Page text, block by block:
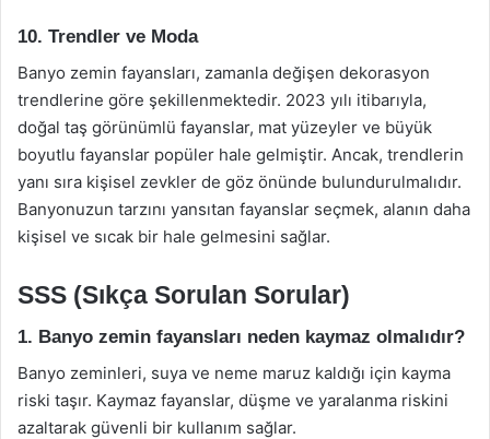
10. Trendler ve Moda
Banyo zemin fayansları, zamanla değişen dekorasyon
trendlerine göre şekillenmektedir. 2023 yılı itibarıyla,
doğal taş görünümlü fayanslar, mat yüzeyler ve büyük
boyutlu fayanslar popüler hale gelmiştir. Ancak, trendlerin
yanı sıra kişisel zevkler de göz önünde bulundurulmalıdır.
Banyonuzun tarzını yansıtan fayanslar seçmek, alanın daha
kişisel ve sıcak bir hale gelmesini sağlar.
SSS (Sıkça Sorulan Sorular)
1. Banyo zemin fayansları neden kaymaz olmalıdır?
Banyo zeminleri, suya ve neme maruz kaldığı için kayma
riski taşır. Kaymaz fayanslar, düşme ve yaralanma riskini
azaltarak güvenli bir kullanım sağlar.